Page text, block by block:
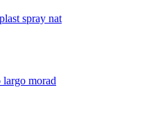
spray nat
largo morad